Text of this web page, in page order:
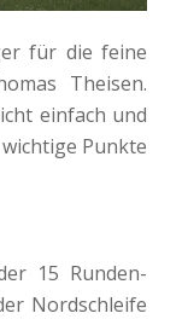
für die feine
Theisen.
einfach und
Punkte
15 Runden-
Nordschleife